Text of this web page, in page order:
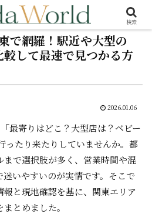
で網羅！駅近や大型の
して最速で見つかる方
2026.01.06
最寄りはどこ？大型店は？ベビー
ったり来たりしていませんか。都
で選択肢が多く、営業時間や混
いやすいのが実情です。そこで
と現地確認を基に、関東エリア
とめました。
検索